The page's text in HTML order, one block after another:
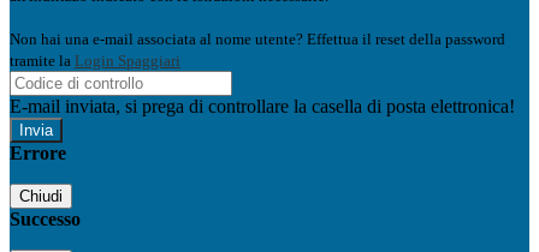
Non hai una e-mail associata al nome utente? Effettua il reset della password
tramite la Login Spaggiari
E-mail inviata, si prega di controllare la casella di posta elettronica!
Errore
Chiudi
Successo